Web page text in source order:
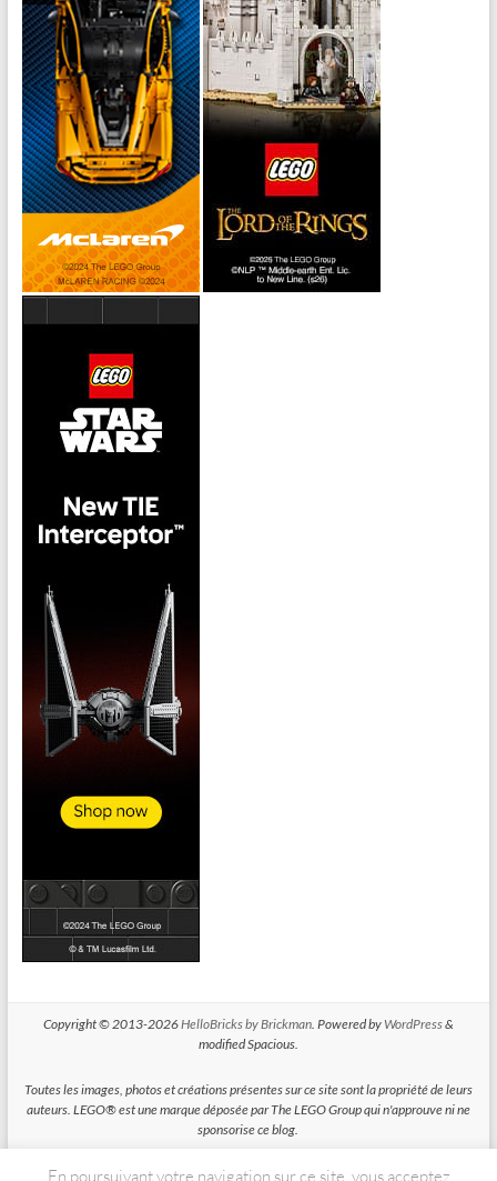
Copyright © 2013-2026HelloBricks by Brickman. Powered by WordPress&
modified Spacious.
Toutes les images, photos et créations présentes sur ce site sont la propriété de leurs
auteurs. LEGO® est une marque déposée par The LEGO Group qui n'approuve ni ne
sponsorise ce blog.
HelloBricks participe au Programme Partenaires d'Amazon EU, un programme
En poursuivant votre navigation sur ce site, vous acceptez